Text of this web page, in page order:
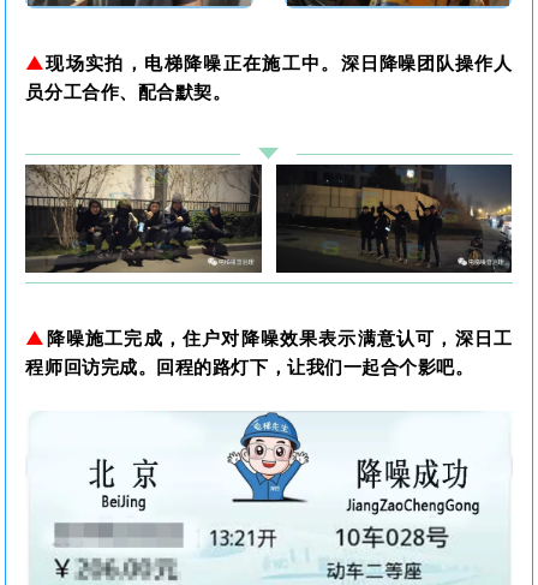
▲现场实拍， 电梯降噪正在施工中。 深日降噪团队操作人
员分工合作、配合默契。
▲ 降噪施工完成，住户对降噪效果表示满意认可，深日工
程师回访完成。回程的路灯下，让我们一起合个影吧。